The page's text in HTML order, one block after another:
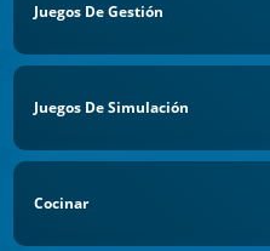
Juegos De Gestión
Juegos De Simulación
Cocinar